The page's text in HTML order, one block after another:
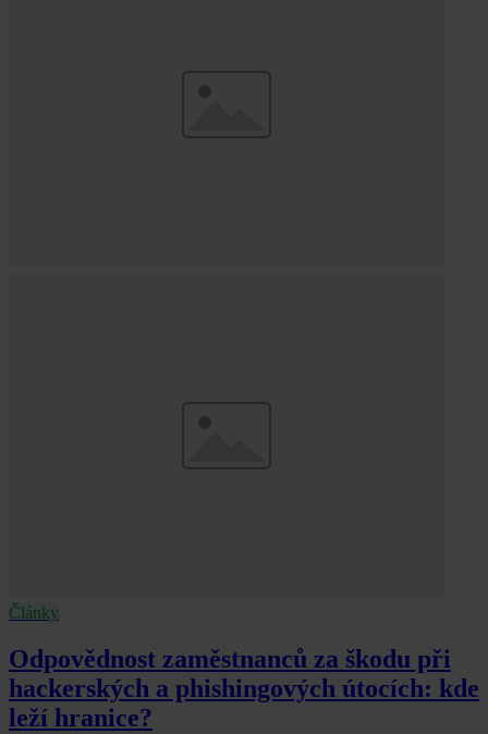
Články
Odpovědnost zaměstnanců za škodu při
hackerských a phishingových útocích: kde
leží hranice?